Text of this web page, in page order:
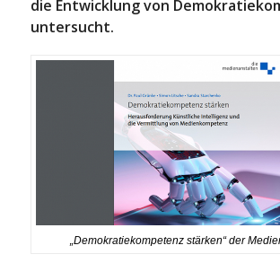
die Entwicklung von
untersucht.
„Demokratiekompetenz stärken“ der